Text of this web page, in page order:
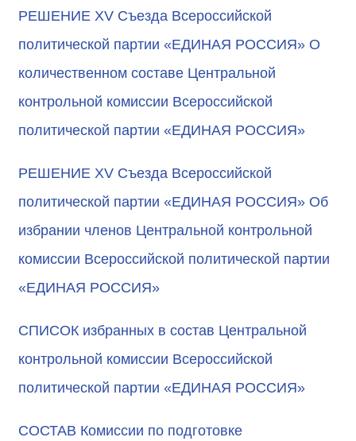
РЕШЕНИЕ XV Съезда Всероссийской
политической партии «ЕДИНАЯ РОССИЯ» О
количественном составе Центральной
контрольной комиссии Всероссийской
политической партии «ЕДИНАЯ РОССИЯ»
РЕШЕНИЕ XV Съезда Всероссийской
политической партии «ЕДИНАЯ РОССИЯ» Об
избрании членов Центральной контрольной
комиссии Всероссийской политической партии
«ЕДИНАЯ РОССИЯ»
СПИСОК избранных в состав Центральной
контрольной комиссии Всероссийской
политической партии «ЕДИНАЯ РОССИЯ»
СОСТАВ Комиссии по подготовке